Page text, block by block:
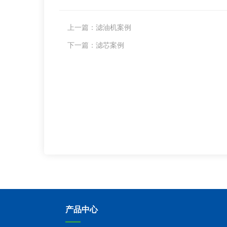
上一篇：滤油机案例
下一篇：滤芯案例
产品中心